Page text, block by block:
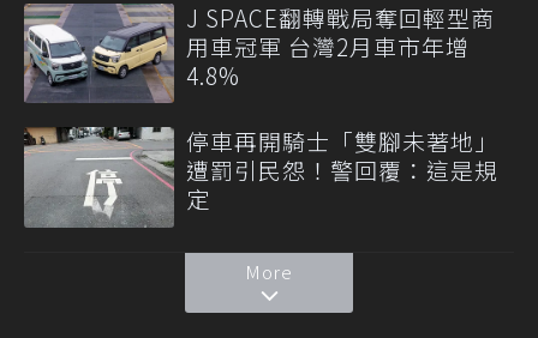
J SPACE翻轉戰局奪回輕型商
用車冠軍 台灣2月車市年增
4.8%
停車再開騎士「雙腳未著地」
遭罰引民怨！警回覆：這是規
定
More